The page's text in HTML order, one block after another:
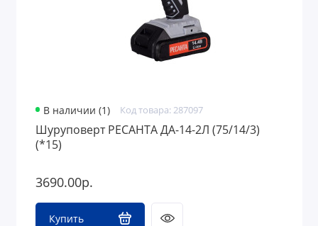
В наличии (1) Код товара: 287097
Шуруповерт РЕСАНТА ДА-14-2Л (75/14/3)
(*15)
3690.00р.
Купить